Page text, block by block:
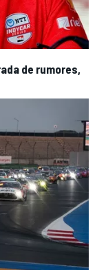
de rumores,